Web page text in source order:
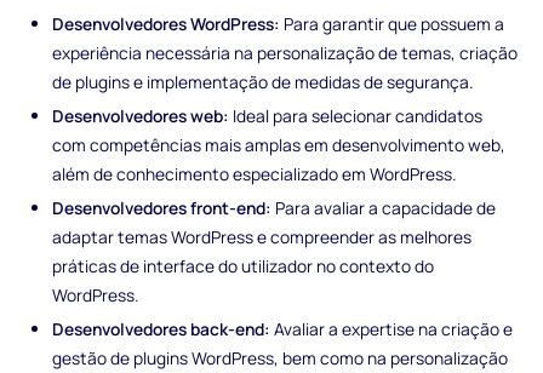
Desenvolvedores WordPress: Para garantir que possuem a
experiência necessária na personalização de temas, criação
de plugins e implementação de medidas de segurança.
Desenvolvedores web: Ideal para selecionar candidatos
com competências mais amplas em desenvolvimento web,
além de conhecimento especializado em WordPress.
Desenvolvedores front-end: Para avaliar a capacidade de
adaptar temas WordPress e compreender as melhores
práticas de interface do utilizador no contexto do
WordPress.
Desenvolvedores back-end: Avaliar a expertise na criação e
gestão de plugins WordPress, bem como na personalização